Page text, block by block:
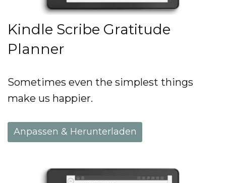
Kindle Scribe Gratitude
Planner
Sometimes even the simplest things
make us happier.
Anpassen & Herunterladen